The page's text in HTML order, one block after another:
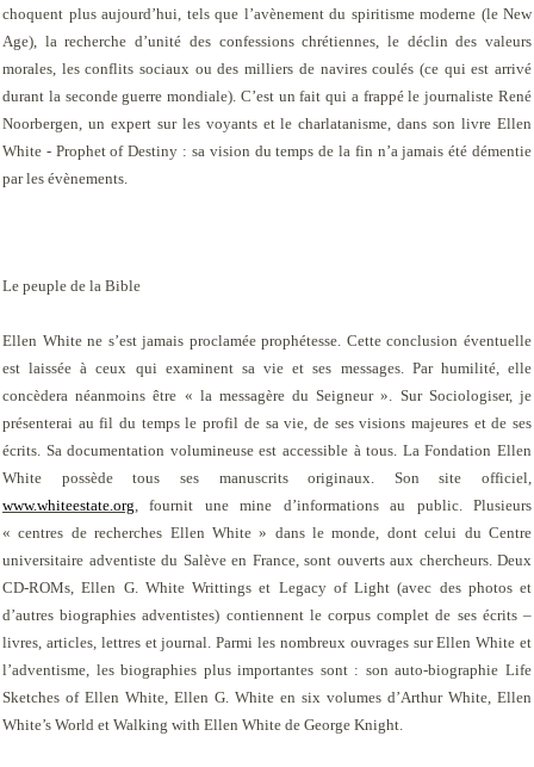
choquent plus aujourd’hui, tels que l’avènement du spiritisme moderne (le New
Age), la recherche d’unité des confessions chrétiennes, le déclin des valeurs
morales, les conflits sociaux ou des milliers de navires coulés (ce qui est arrivé
durant la seconde guerre mondiale). C’est un fait qui a frappé le journaliste René
Noorbergen, un expert sur les voyants et le charlatanisme, dans son livre Ellen
White - Prophet of Destiny : sa vision du temps de la fin n’a jamais été démentie
par les évènements.
Le peuple de la Bible
Ellen White ne s’est jamais proclamée prophétesse. Cette conclusion éventuelle
est laissée à ceux qui examinent sa vie et ses messages. Par humilité, elle
concèdera néanmoins être « la messagère du Seigneur ». Sur Sociologiser, je
présenterai au fil du temps le profil de sa vie, de ses visions majeures et de ses
écrits. Sa documentation volumineuse est accessible à tous. La Fondation Ellen
White possède tous ses manuscrits originaux. Son site officiel,
www.whiteestate.org , fournit une mine d’informations au public. Plusieurs
« centres de recherches Ellen White » dans le monde, dont celui du Centre
universitaire adventiste du Salève en France, sont ouverts aux chercheurs. Deux
CD-ROMs,Ellen G. White Writtings et Legacy of Light (avec des photos et
d’autres biographies adventistes) contiennent le corpus complet de ses écrits –
livres, articles, lettres et journal. Parmi les nombreux ouvrages sur Ellen White et
l’adventisme, les biographies plus importantes sont : son auto-biographie Life
Sketches of Ellen White Ellen G. White en six volumes d’Arthur White, Ellen
White’s World et Walking with Ellen White de George Knight.